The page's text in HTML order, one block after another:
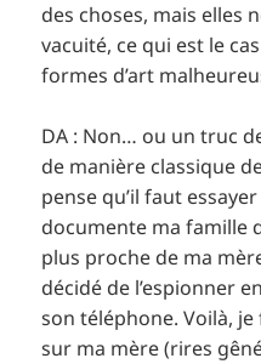
des choses, mais elles
vacuité, ce qui est le
formes d’art
DA : Non… ou un truc
de manière classique
pense qu’il faut
documente ma famille
plus proche de ma
décidé de l’espionner
son téléphone. Voilà,
sur ma mère (rires